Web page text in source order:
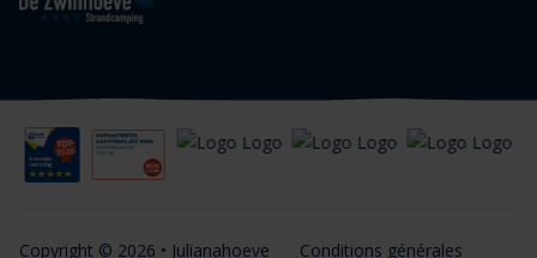
Copyright © 2026 • Julianahoeve Conditions générales